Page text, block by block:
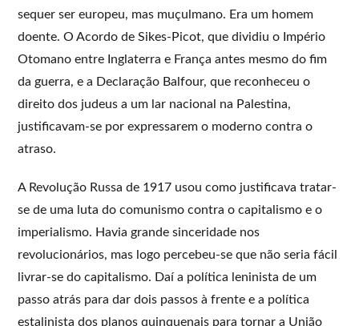
sequer ser europeu, mas muçulmano. Era um homem
doente. O Acordo de Sikes-Picot, que dividiu o Império
Otomano entre Inglaterra e França antes mesmo do fim
da guerra, e a Declaração Balfour, que reconheceu o
direito dos judeus a um lar nacional na Palestina,
justificavam-se por expressarem o moderno contra o
atraso.
A Revolução Russa de 1917 usou como justificava tratar-
se de uma luta do comunismo contra o capitalismo e o
imperialismo. Havia grande sinceridade nos
revolucionários, mas logo percebeu-se que não seria fácil
livrar-se do capitalismo. Daí a política leninista de um
passo atrás para dar dois passos à frente e a política
estalinista dos planos quinquenais para tornar a União